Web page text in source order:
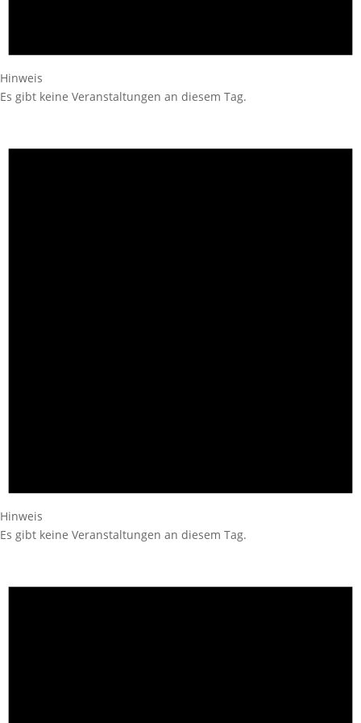
Hinweis
Es gibt keine Veranstaltungen an diesem Tag.
Hinweis
Es gibt keine Veranstaltungen an diesem Tag.